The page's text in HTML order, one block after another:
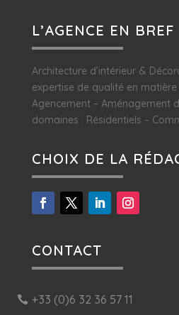
L’AGENCE EN BREF
Architecture d’intérieur &
expertise de qualité en matière
Agencement – Aménagement
domaines : Résidentiels –
CHOIX DE LA
CONTACT
+33 (0)6 32 36 57 11